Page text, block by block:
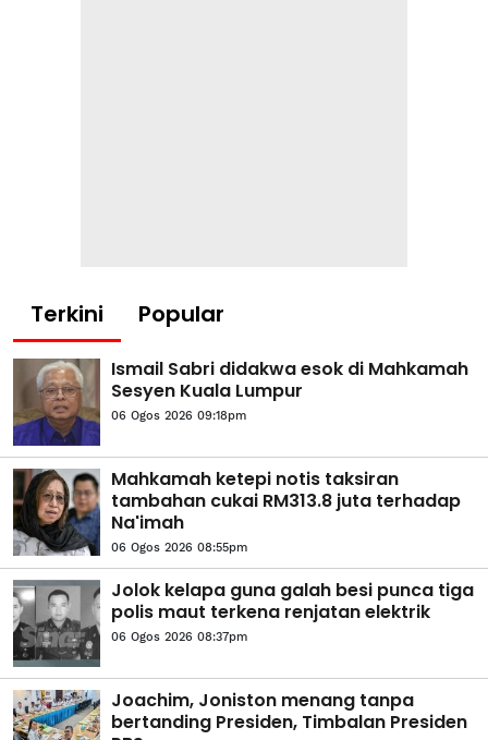
Terkini Popular
Ismail Sabri didakwa esok di Mahkamah
Sesyen Kuala Lumpur
06 Ogos 2026 09:18pm
Mahkamah ketepi notis taksiran
tambahan cukai RM313.8 juta terhadap
Na'imah
06 Ogos 2026 08:55pm
Jolok kelapa guna galah besi punca tiga
polis maut terkena renjatan elektrik
06 Ogos 2026 08:37pm
Joachim, Joniston menang tanpa
bertanding Presiden, Timbalan Presiden